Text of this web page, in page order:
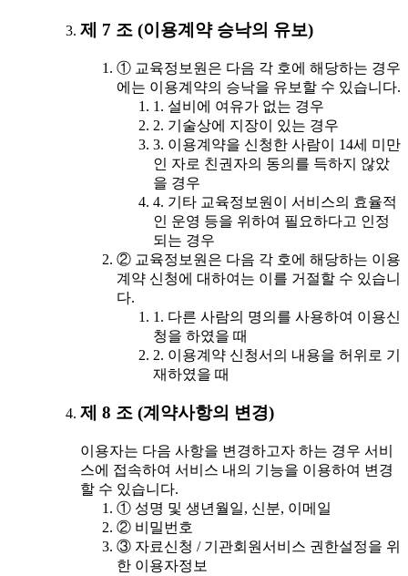
제 7 조 (이용계약 승낙의 유보)
① 교육정보원은 다음 각 호에 해당하는 경우
에는 이용계약의 승낙을 유보할 수 있습니다.
1. 설비에 여유가 없는 경우
2. 기술상에 지장이 있는 경우
3. 이용계약을 신청한 사람이 14세 미만
인 자로 친권자의 동의를 득하지 않았
을 경우
4. 기타 교육정보원이 서비스의 효율적
인 운영 등을 위하여 필요하다고 인정
되는 경우
② 교육정보원은 다음 각 호에 해당하는 이용
계약 신청에 대하여는 이를 거절할 수 있습니
다.
1. 다른 사람의 명의를 사용하여 이용신
청을 하였을 때
2. 이용계약 신청서의 내용을 허위로 기
재하였을 때
제 8 조 (계약사항의 변경)
이용자는 다음 사항을 변경하고자 하는 경우 서비
스에 접속하여 서비스 내의 기능을 이용하여 변경
할 수 있습니다.
① 성명 및 생년월일, 신분, 이메일
② 비밀번호
③ 자료신청 / 기관회원서비스 권한설정을 위
한 이용자정보